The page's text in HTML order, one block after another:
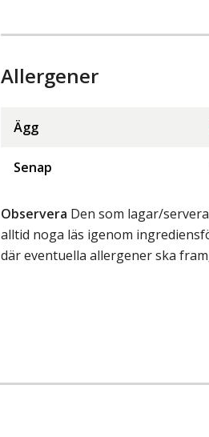
Allergener
Ägg
Senap
Observera Den som lagar/
alltid noga läs igenom
där eventuella allergener ska